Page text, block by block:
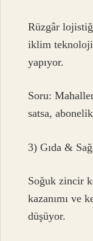
Rüzgâr
iklim
yapıyor.
Soru:
satsa,
3) Gıda &
Soğuk zincir
kazanımı ve
düşüyor.